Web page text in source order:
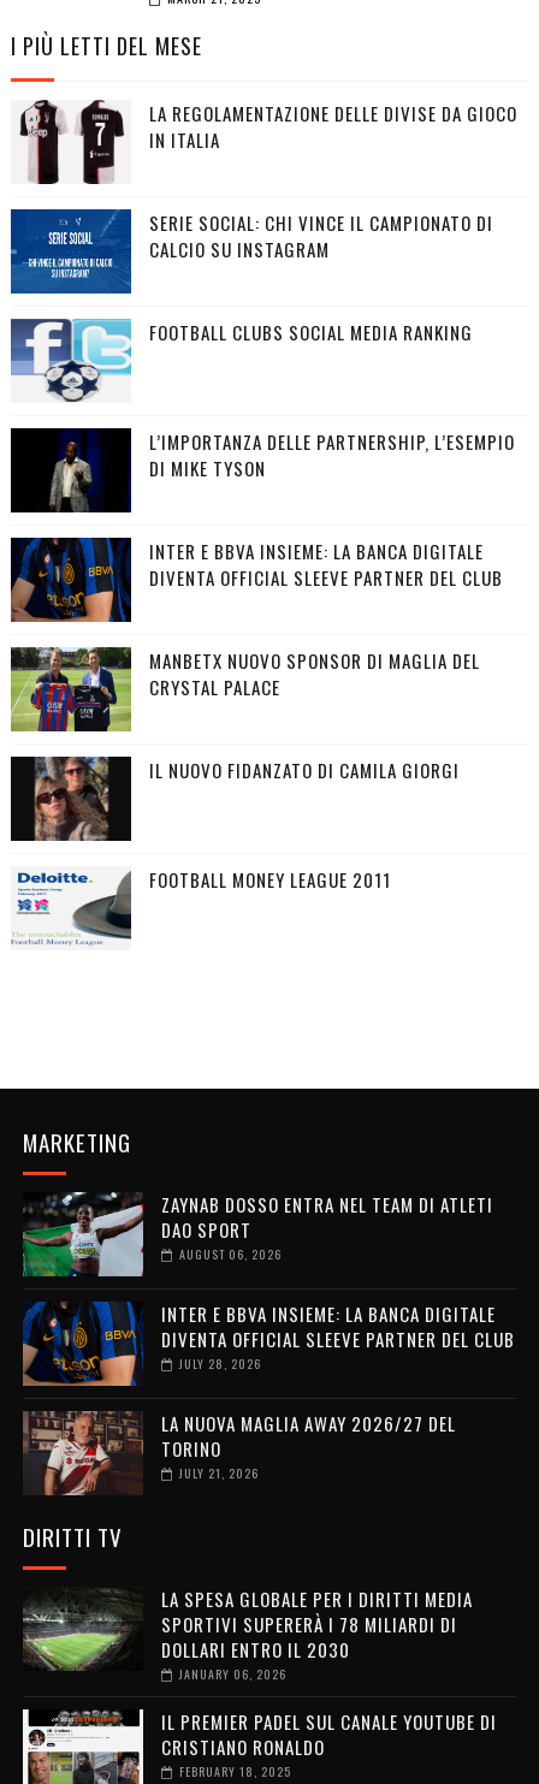
I PIÙ LETTI DEL MESE
LA REGOLAMENTAZIONE DELLE DIVISE DA GIOCO
IN ITALIA
SERIE SOCIAL: CHI VINCE IL CAMPIONATO DI
CALCIO SU INSTAGRAM
FOOTBALL CLUBS SOCIAL MEDIA RANKING
L’IMPORTANZA DELLE PARTNERSHIP, L’ESEMPIO
DI MIKE TYSON
INTER E BBVA INSIEME: LA BANCA DIGITALE
DIVENTA OFFICIAL SLEEVE PARTNER DEL CLUB
MANBETX NUOVO SPONSOR DI MAGLIA DEL
CRYSTAL PALACE
IL NUOVO FIDANZATO DI CAMILA GIORGI
FOOTBALL MONEY LEAGUE 2011
MARKETING
ZAYNAB DOSSO ENTRA NEL TEAM DI ATLETI
DAO SPORT
AUGUST 06, 2026
INTER E BBVA INSIEME: LA BANCA DIGITALE
DIVENTA OFFICIAL SLEEVE PARTNER DEL CLUB
JULY 28, 2026
LA NUOVA MAGLIA AWAY 2026/27 DEL
TORINO
JULY 21, 2026
DIRITTI TV
LA SPESA GLOBALE PER I DIRITTI MEDIA
SPORTIVI SUPERERÀ I 78 MILIARDI DI
DOLLARI ENTRO IL 2030
JANUARY 06, 2026
IL PREMIER PADEL SUL CANALE YOUTUBE DI
CRISTIANO RONALDO
FEBRUARY 18, 2025